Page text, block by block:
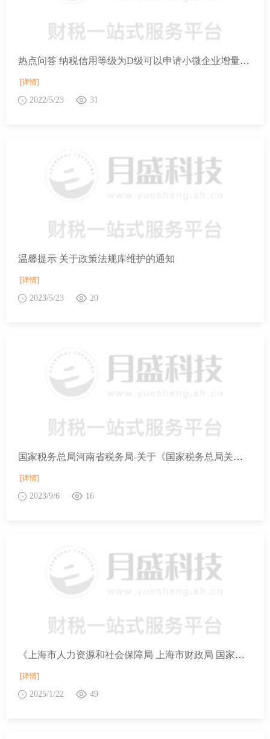
热点问答 纳税信用等级为D级可以申请小微企业增量留抵退税吗？
[详情]
2022/5/23 31
温馨提示 关于政策法规库维护的通知
[详情]
2023/5/23 20
国家税务总局河南省税务局-关于《国家税务总局关于贯彻执行提高个人所得税有关专项 附加扣除标准政策的公告》的解读
[详情]
2023/9/6 16
《上海市人力资源和社会保障局 上海市财政局 国家税务总局上海市税务局关于大龄领取失业保险金人员参加企业职工基本养老保险有关问题的通知》政策问答
[详情]
2025/1/22 49